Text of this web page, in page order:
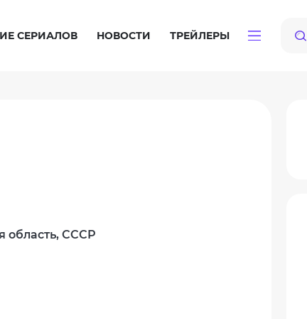
СЕРИАЛОВ НОВОСТИ ТРЕЙЛЕРЫ
область, СССР